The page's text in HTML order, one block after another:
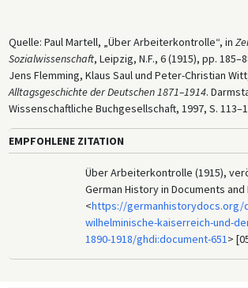
Quelle: Paul Martell, „Über Arbeiterkontrolle“, in
Sozialwissenschaft, Leipzig, N.F., 6 (1915), pp.
Jens Flemming, Klaus Saul und Peter-Christian
Alltagsgeschichte der Deutschen 1871–1914.
Wissenschaftliche Buchgesellschaft, 1997, S.
EMPFOHLENE ZITATION
Über Arbeiterkontrolle (1915),
German History in Documents and
<https://germanhistorydocs.org/
wilhelminische-kaiserreich-und-
1890-1918/ghdi:document-651>